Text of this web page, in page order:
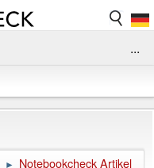
...
► Notebookcheck Artikel